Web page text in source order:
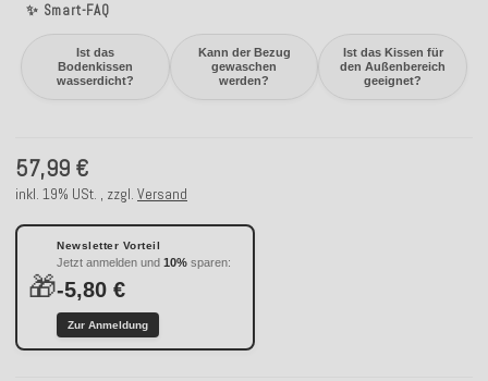
✨ Smart-FAQ
Ist das
Bodenkissen
wasserdicht?
Kann der Bezug
gewaschen
werden?
Ist das Kissen für
den Außenbereich
geeignet?
57,99 €
inkl. 19% USt. , zzgl. Versand
🎁
Newsletter Vorteil
Jetzt anmelden und 10% sparen:
-5,80 €
Zur Anmeldung